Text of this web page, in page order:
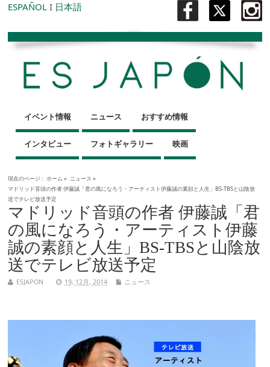
ESPAÑOL I 日本語
イベント情報 ニュース おすすめ情報
インタビュー フォトギャラリー 映画
現在のページ : ホーム » ニュース »
マドリッド音頭の作者 伊藤誠「君の風になろう・アーティスト伊藤誠の素顔と人生」BS-TBSと山陰放
送でテレビ放送予定
マドリッド音頭の作者 伊藤誠「君
の風になろう・アーティスト伊藤
誠の素顔と人生」BS-TBSと山陰放
送でテレビ放送予定
ESJAPON 19, 12月, 2014 ニュース